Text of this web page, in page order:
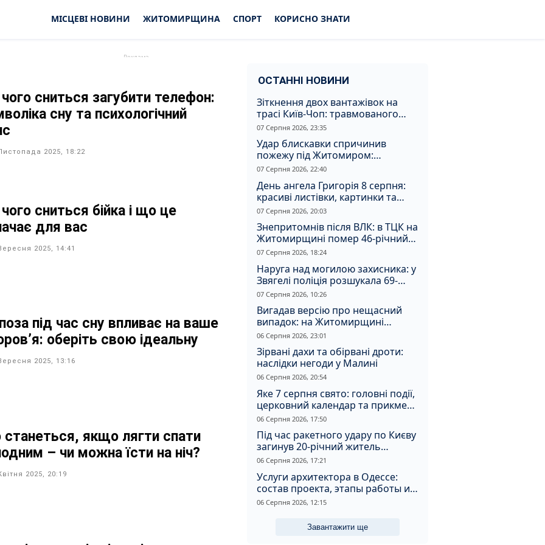
МІСЦЕВІ НОВИНИ ЖИТОМИРЩИНА СПОРТ КОРИСНО ЗНАТИ
сниться загубити телефон:
сну та психологічний
2025, 18:22
сниться бійка і що це
для вас
2025, 14:41
під час сну впливає на ваше
оберіть свою ідеальну
2025, 13:16
якщо лягти спати
– чи можна їсти на ніч?
2025, 20:19
ОСТАННІ НОВИНИ
Зіткнення двох вантажівок на
трасі Київ-Чоп: травмованого
водія забрали до лікарні
07 Серпня 2026, 23:35
Удар блискавки спричинив
пожежу під Житомиром:
рятувальники витягли з вогню
07 Серпня 2026, 22:40
День ангела Григорія 8 серпня:
красиві листівки, картинки та
душевні привітання
07 Серпня 2026, 20:03
Знепритомнів після ВЛК: в ТЦК на
Житомирщині помер 46-річний
чоловік
07 Серпня 2026, 18:24
Наруга над могилою захисника: у
Звягелі поліція розшукала 69-
річного зловмисника
07 Серпня 2026, 10:26
Вигадав версію про нещасний
випадок: на Житомирщині
судитимуть чоловіка за вбивство
співмешканки
06 Серпня 2026, 23:01
Зірвані дахи та обірвані дроти:
наслідки негоди у Малині
06 Серпня 2026, 20:54
Яке 7 серпня свято: головні події,
церковний календар та прикмети
дня
06 Серпня 2026, 17:50
Під час ракетного удару по Києву
загинув 20-річний житель
Житомирщини
06 Серпня 2026, 17:21
Услуги архитектора в Одессе:
состав проекта, этапы работы и
стоимость
06 Серпня 2026, 12:15
Завантажити ще